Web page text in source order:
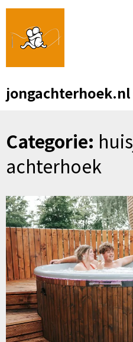
Skip
content
jongachterhoek.nl
Categorie:
achterhoek